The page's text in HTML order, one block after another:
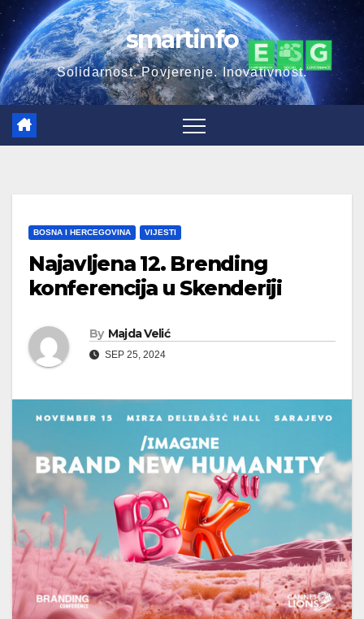
Skip
to
content
smartinfo
Solidarnost. Povjerenje. Inovativnost.
BOSNA I HERCEGOVINA VIJESTI
Najavljena 12. Brending
konferencija u Skenderiji
By Majda Velić
SEP 25, 2024